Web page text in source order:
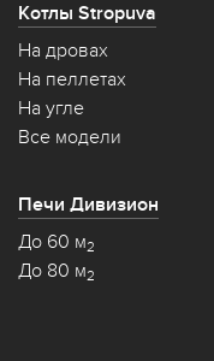
Котлы Stropuva
На дровах
На пеллетах
На угле
Все модели
Печи Дивизион
До 60 м2
До 80 м2